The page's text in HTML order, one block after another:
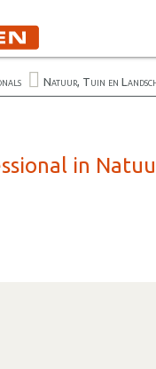
Natuur, Tuin en
in